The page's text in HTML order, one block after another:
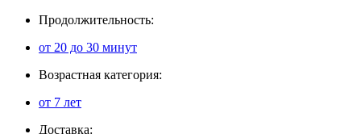
Продолжительность:
от 20 до 30 минут
Возрастная категория:
от 7 лет
Доставка: